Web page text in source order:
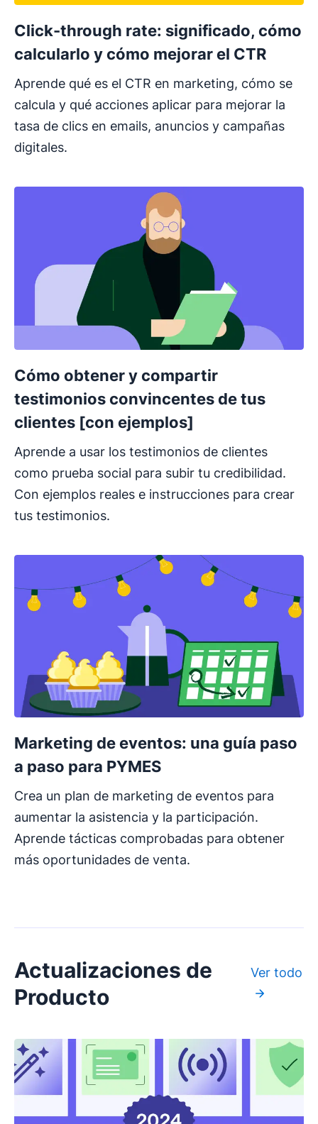
Click-through rate: significado, cómo
calcularlo y cómo mejorar el CTR
Aprende qué es el CTR en marketing, cómo se
calcula y qué acciones aplicar para mejorar la
tasa de clics en emails, anuncios y campañas
digitales.
Cómo obtener y compartir
testimonios convincentes de tus
clientes [con ejemplos]
Aprende a usar los testimonios de clientes
como prueba social para subir tu credibilidad.
Con ejemplos reales e instrucciones para crear
tus testimonios.
Marketing de eventos: una guía paso
a paso para PYMES
Crea un plan de marketing de eventos para
aumentar la asistencia y la participación.
Aprende tácticas comprobadas para obtener
más oportunidades de venta.
Actualizaciones de
Producto
Ver todo